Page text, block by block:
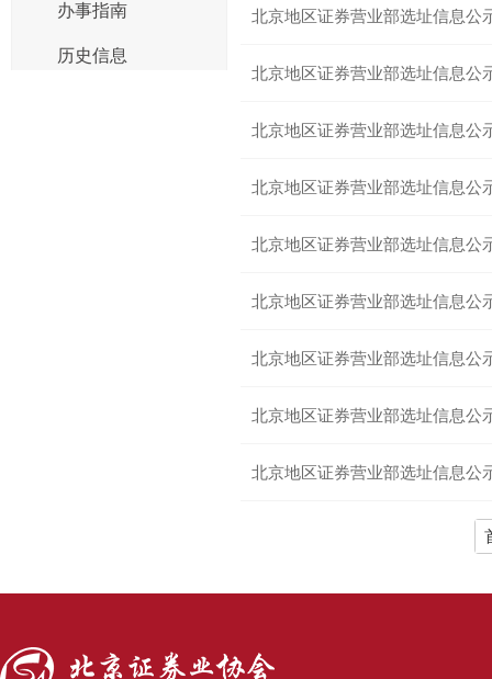
办事指南
历史信息
北京地区证券营业部选址信息公
北京地区证券营业部选址信息公
北京地区证券营业部选址信息公
北京地区证券营业部选址信息公
北京地区证券营业部选址信息公
北京地区证券营业部选址信息公
北京地区证券营业部选址信息公
北京地区证券营业部选址信息公
北京地区证券营业部选址信息公